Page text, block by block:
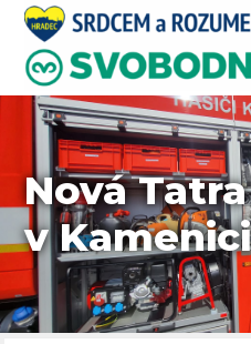
Nová
v